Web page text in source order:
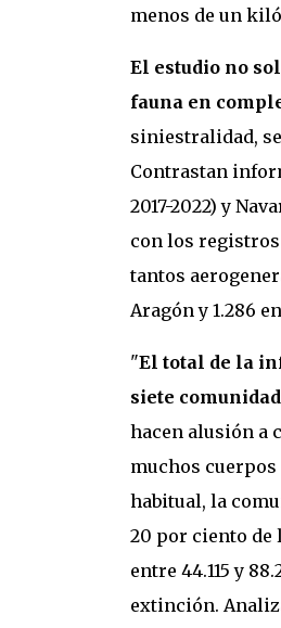
menos de un
El estudio no
fauna en
siniestralidad,
Contrastan
2017-2022) y
con los registros
tantos
Aragón y 1.286
"El total de la
siete
hacen alusión a
muchos cuerpos
habitual, la
20 por ciento de
entre 44.115 y
extinción.